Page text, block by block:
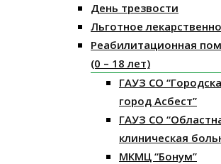
День трезвости
Льготное
Реабилитационная
(0 – 18 лет)
ГАУЗ СО
город Асбест”
ГАУЗ СО
клиническая
МКМЦ “Бонум”